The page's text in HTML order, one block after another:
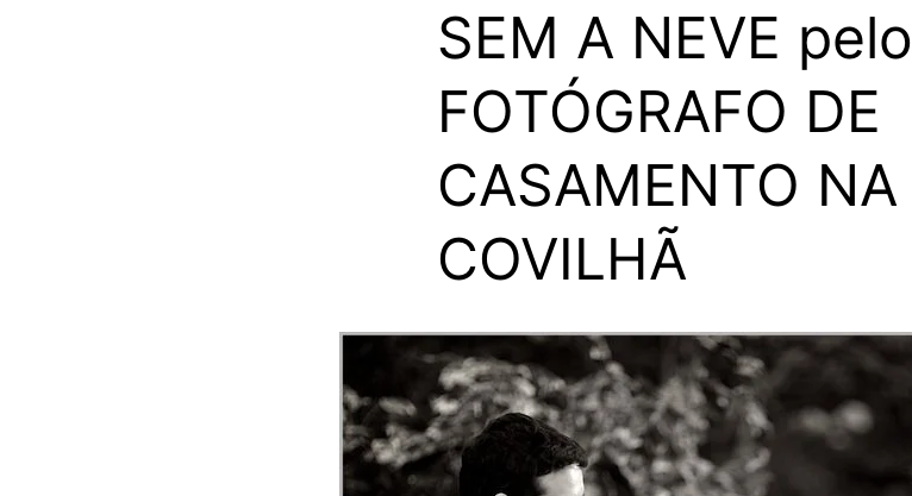
SEM A NEVE pelo
FOTÓGRAFO DE
CASAMENTO NA
COVILHÃ